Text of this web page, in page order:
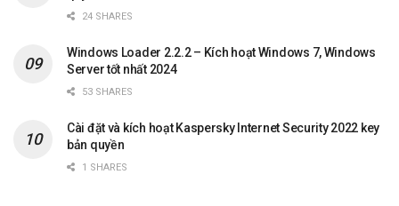
24 SHARES
Windows Loader 2.2.2 – Kích hoạt Windows 7, Windows
Server tốt nhất 2024
53 SHARES
Cài đặt và kích hoạt Kaspersky Internet Security 2022 key
bản quyền
1 SHARES